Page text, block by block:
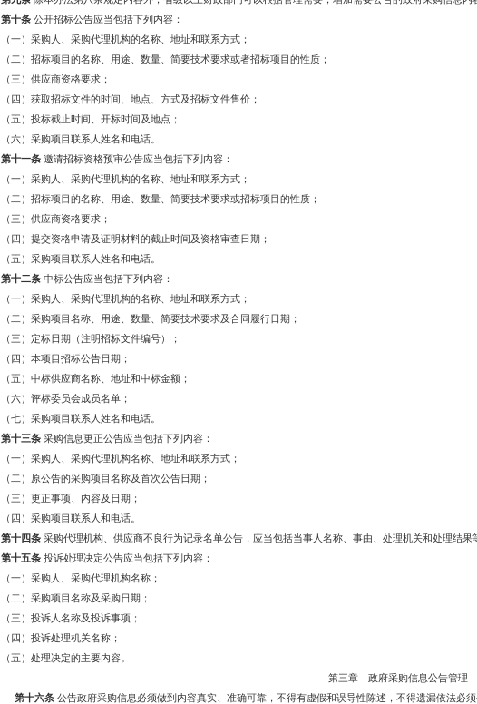
第十条 公开招标公告应当包括下列内容：
（一）采购人、采购代理机构的名称、地址和联系方式；
（二）招标项目的名称、用途、数量、简要技术要求或者招标项目的性质；
（三）供应商资格要求；
（四）获取招标文件的时间、地点、方式及招标文件售价；
（五）投标截止时间、开标时间及地点；
（六）采购项目联系人姓名和电话。
第十一条 邀请招标资格预审公告应当包括下列内容：
（一）采购人、采购代理机构的名称、地址和联系方式；
（二）招标项目的名称、用途、数量、简要技术要求或招标项目的性质；
（三）供应商资格要求；
（四）提交资格申请及证明材料的截止时间及资格审查日期；
（五）采购项目联系人姓名和电话。
第十二条 中标公告应当包括下列内容：
（一）采购人、采购代理机构的名称、地址和联系方式；
（二）采购项目名称、用途、数量、简要技术要求及合同履行日期；
（三）定标日期（注明招标文件编号）；
（四）本项目招标公告日期；
（五）中标供应商名称、地址和中标金额；
（六）评标委员会成员名单；
（七）采购项目联系人姓名和电话。
第十三条 采购信息更正公告应当包括下列内容：
（一）采购人、采购代理机构名称、地址和联系方式；
（二）原公告的采购项目名称及首次公告日期；
（三）更正事项、内容及日期；
（四）采购项目联系人和电话。
第十四条 采购代理机构、供应商不良行为记录名单公告，应当包括当事人名称、事由、处理机关和处理结果
第十五条 投诉处理决定公告应当包括下列内容：
（一）采购人、采购代理机构名称；
（二）采购项目名称及采购日期；
（三）投诉人名称及投诉事项；
（四）投诉处理机关名称；
（五）处理决定的主要内容。
第三章 政府采购信息公告管理
第十六条 公告政府采购信息必须做到内容真实、准确可靠，不得有虚假和误导性陈述，不得遗漏依法必